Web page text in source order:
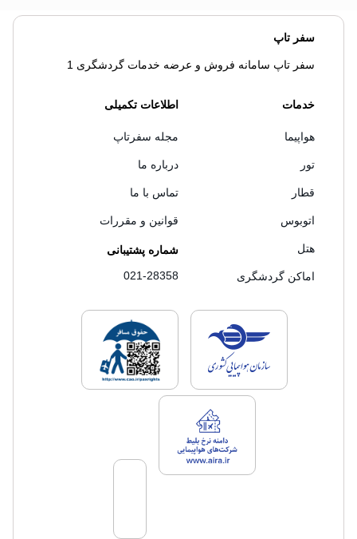
سفر تاپ
سفر تاپ سامانه فروش و عرضه خدمات گردشگری 1
خدمات
هواپیما
تور
قطار
اتوبوس
هتل
اماکن گردشگری
اطلاعات تکمیلی
مجله سفرتاپ
درباره ما
تماس با ما
قوانین و مقررات
شماره پشتیبانی
021-28358
لایسنس های فروش سفرتاپلایسنس های
لایسنس های فروش سفرتاپ